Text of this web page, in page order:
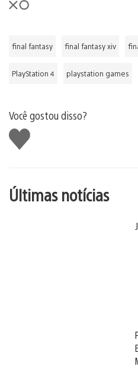
final fantasy final fantasy xiv
PlayStation 4 playstation games
Você gostou disso?
Curtir
Últimas notícias